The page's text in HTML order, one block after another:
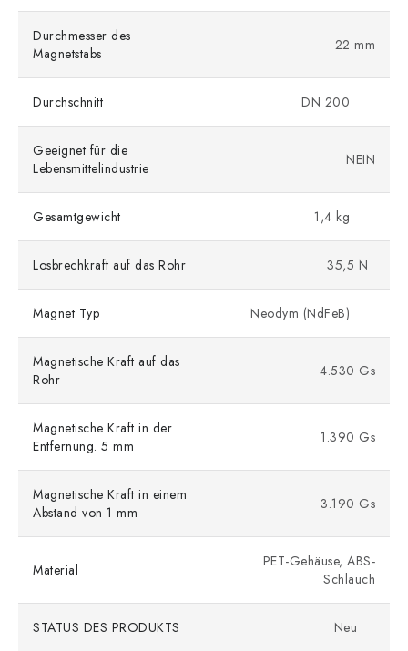
Durchmesser des
Magnetstabs
22 mm
Durchschnitt DN 200
Geeignet für die
Lebensmittelindustrie
NEIN
Gesamtgewicht 1,4 kg
Losbrechkraft auf das Rohr 35,5 N
Magnet Typ Neodym (NdFeB)
Magnetische Kraft auf das
Rohr
4.530 Gs
Magnetische Kraft in der
Entfernung. 5 mm
1.390 Gs
Magnetische Kraft in einem
Abstand von 1 mm
3.190 Gs
Material
PET-Gehäuse, ABS-
Schlauch
STATUS DES PRODUKTS Neu